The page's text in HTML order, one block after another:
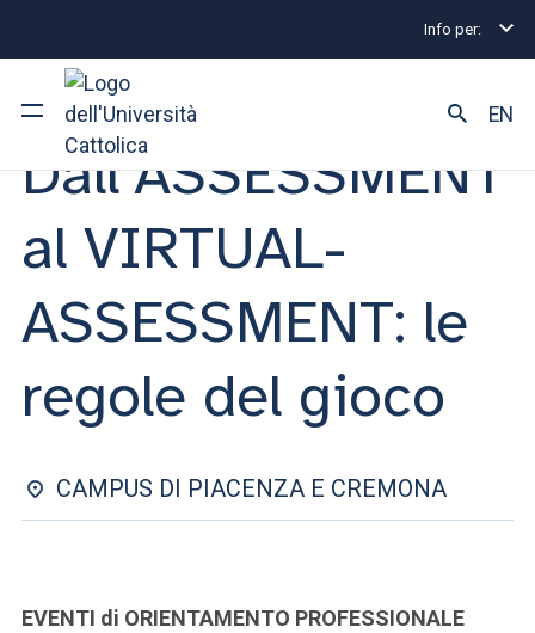
Info per:
Ateneo
Corsi di studio
Ricerca
Facoltà e campus
SEI UNO STUDENTE ISCRITTO?
EN
Eventi di Stage e Placement Piacenza e Cremona
STAGE & PLACEMENT | 12 OTTOBRE 2023
Dall’ASSESSMENT
al VIRTUAL-
ASSESSMENT: le
regole del gioco
CAMPUS DI PIACENZA E CREMONA
EVENTI di ORIENTAMENTO PROFESSIONALE